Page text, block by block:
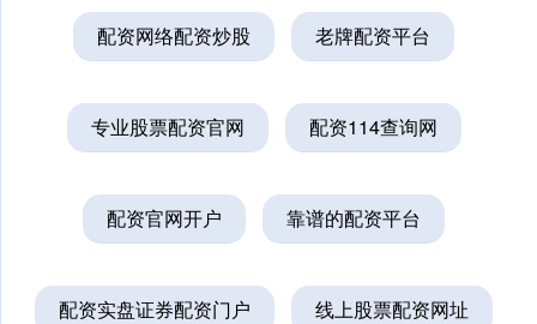
配资网络配资炒股 老牌配资平台
专业股票配资官网 配资114查询网
配资官网开户 靠谱的配资平台
配资实盘证券配资门户 线上股票配资网址